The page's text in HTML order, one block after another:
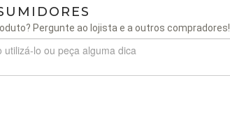
Pergunte ao lojista e a outros compradores!